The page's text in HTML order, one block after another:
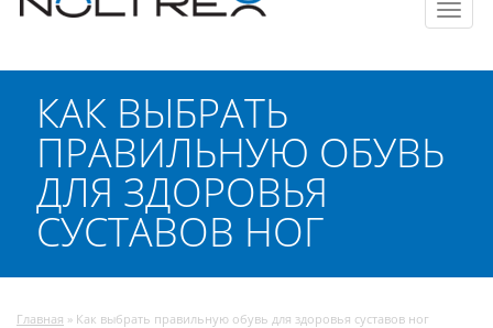
КАК ВЫБРАТЬ
ПРАВИЛЬНУЮ ОБУВЬ
ДЛЯ ЗДОРОВЬЯ
СУСТАВОВ НОГ
Главная » Как выбрать правильную обувь для здоровья суставов ног